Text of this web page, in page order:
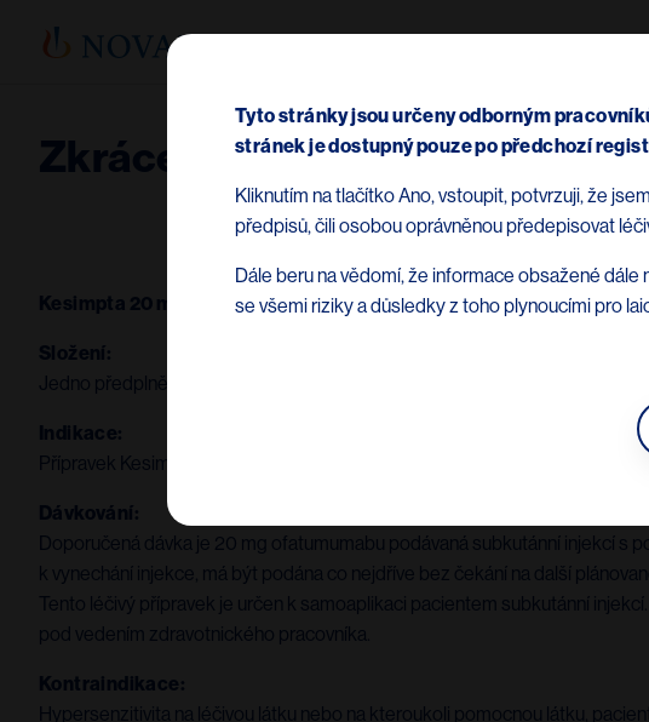
Zkrácená informace o
Kesimpta 20 mg injekční roztok v předplněném peru
Složení:
Jedno předplněné pero obsahuje 20 mg ofatumumabu v 0,4 ml roztoku (50
Indikace:
Přípravek Kesimpta je indikován k léčbě dospělých pacientů s
Dávkování:
Doporučená dávka je 20 mg ofatumumabu podávaná subkutánní injekcí s
k vynechání injekce, má být podána co nejdříve bez čekání na další
Tento léčivý přípravek je určen k samoaplikaci pacientem subkutánní
pod vedením zdravotnického pracovníka.
Kontraindikace:
Hypersenzitivita na léčivou látku nebo na kteroukoli pomocnou látku,
Tyto stránky jsou určeny odborným
stránek je dostupný pouze po předchozí
Kliknutím na tlačítko Ano, vstoupit, potvrzuji, že
předpisů, čili osobou oprávněnou předepisovat
Dále beru na vědomí, že informace obsažené
se všemi riziky a důsledky z toho plynoucími pro